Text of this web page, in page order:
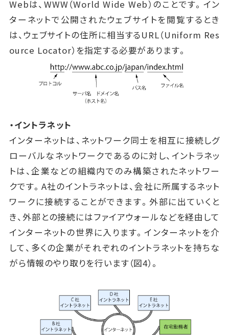
Webは、WWW（World Wide Web）のことです。イン
ターネットで公開されたウェブサイトを閲覧するとき
は、ウェブサイトの住所に相当するURL（Uniform Res
ource Locator）を指定する必要があります。
・イントラネット
インターネットは、ネットワーク同士を相互に接続しグ
ローバルなネットワークであるのに対し、イントラネッ
トは、企業などの組織内でのみ構築されたネットワー
クです。A社のイントラネットは、会社に所属するネット
ワークに接続することができます。外部に出ていくと
き、外部との接続にはファイアウォールなどを経由して
インターネットの世界に入ります。インターネットを介
して、多くの企業がそれぞれのイントラネットを持ちな
がら情報のやり取りを行います（図4）。